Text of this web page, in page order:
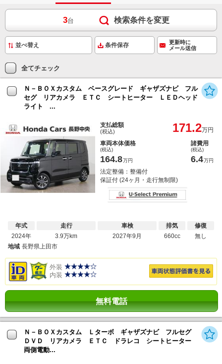
3台 検索条件を変更
条件保存
更新時に
メール送信
全てチェック
Ｎ－ＢＯＸカスタム ベースグレード ギャザズナビ フル
セグ リアカメラ ＥＴＣ シートヒーター ＬＥＤヘッド
ライト ...
支払総額
(税込) 171.2万円
車両本体価格
(税込)
164.8万円
諸費用
(税込)
6.4万円
法定整備：整備付
保証付 (24ヶ月・走行無制限)
年式
2024年
走行
3.9万km
車検
2027年9月
排気
660cc
修復
無し
地域 長野県上田市
外装
内装
無料電話
Ｎ－ＢＯＸカスタム Ｌターボ ギャザズナビ フルセグ
ＤＶＤ リアカメラ ＥＴＣ ドラレコ シートヒーター
両側電動...